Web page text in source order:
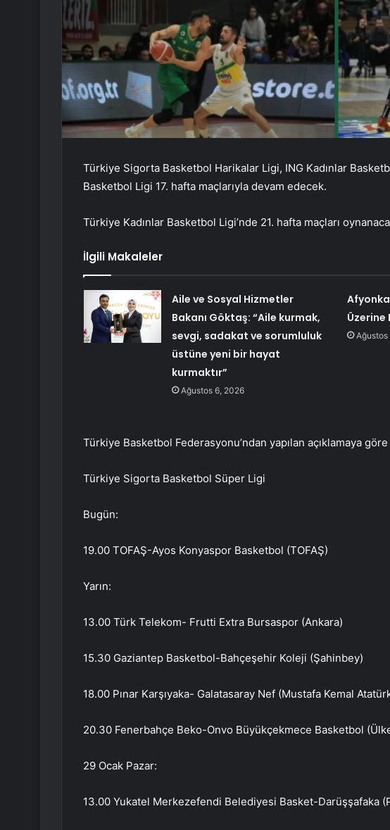
Türkiye Sigorta Basketbol Harikalar Ligi, ING Kadınlar
Basketbol Ligi 17. hafta maçlarıyla devam edecek.
Türkiye Kadınlar Basketbol Ligi’nde 21. hafta maçları
İlgili Makaleler
Aile ve Sosyal Hizmetler
Bakanı Göktaş: “Aile kurmak,
sevgi, sadakat ve sorumluluk
üstüne yeni bir hayat
kurmaktır”
Ağustos 6, 2026
Üzerine
Türkiye Basketbol Federasyonu’ndan yapılan açıklamaya
Türkiye Sigorta Basketbol Süper Ligi
Bugün:
19.00 TOFAŞ-Ayos Konyaspor Basketbol (TOFAŞ)
Yarın:
13.00 Türk Telekom- Frutti Extra Bursaspor (Ankara)
15.30 Gaziantep Basketbol-Bahçeşehir Koleji (Şahinbey)
18.00 Pınar Karşıyaka- Galatasaray Nef (Mustafa Kemal
20.30 Fenerbahçe Beko-Onvo Büyükçekmece Basketbol
29 Ocak Pazar:
13.00 Yukatel Merkezefendi Belediyesi Basket-Darüşşafaka